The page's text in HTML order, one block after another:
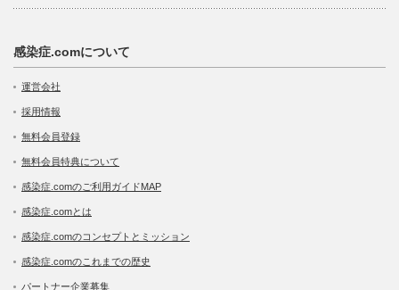
感染症.comについて
運営会社
採用情報
無料会員登録
無料会員特典について
感染症.comのご利用ガイドMAP
感染症.comとは
感染症.comのコンセプトとミッション
感染症.comのこれまでの歴史
パートナー企業募集